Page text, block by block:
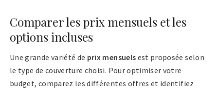
Comparer les prix mensuels et les
options incluses
Une grande variété de prix mensuels est proposée selon
le type de couverture choisi. Pour optimiser votre
budget, comparez les différentes offres et identifiez